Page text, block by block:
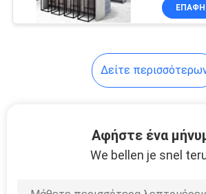
ντουλάπι
ΕΠΑΦΉ
Δείτε
Αφήστε ένα
We bellen je snel